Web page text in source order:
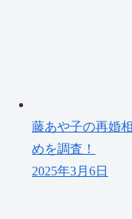
藤あや子の再婚
めを調査！
2025年3月6日